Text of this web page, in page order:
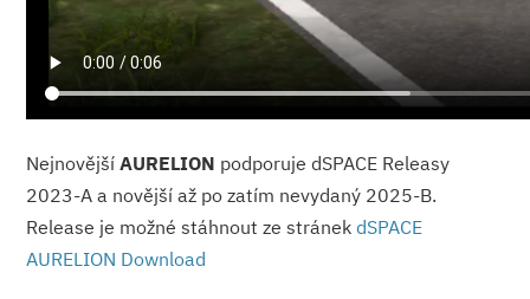
NejnovějšíAURELION podporuje dSPACE Releasy
2023-A a novější až po zatím nevydaný 2025-B.
Release je možné stáhnout ze stránekdSPACE
AURELION Download